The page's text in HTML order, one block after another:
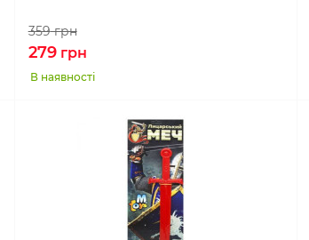
359грн
279грн
В наявності